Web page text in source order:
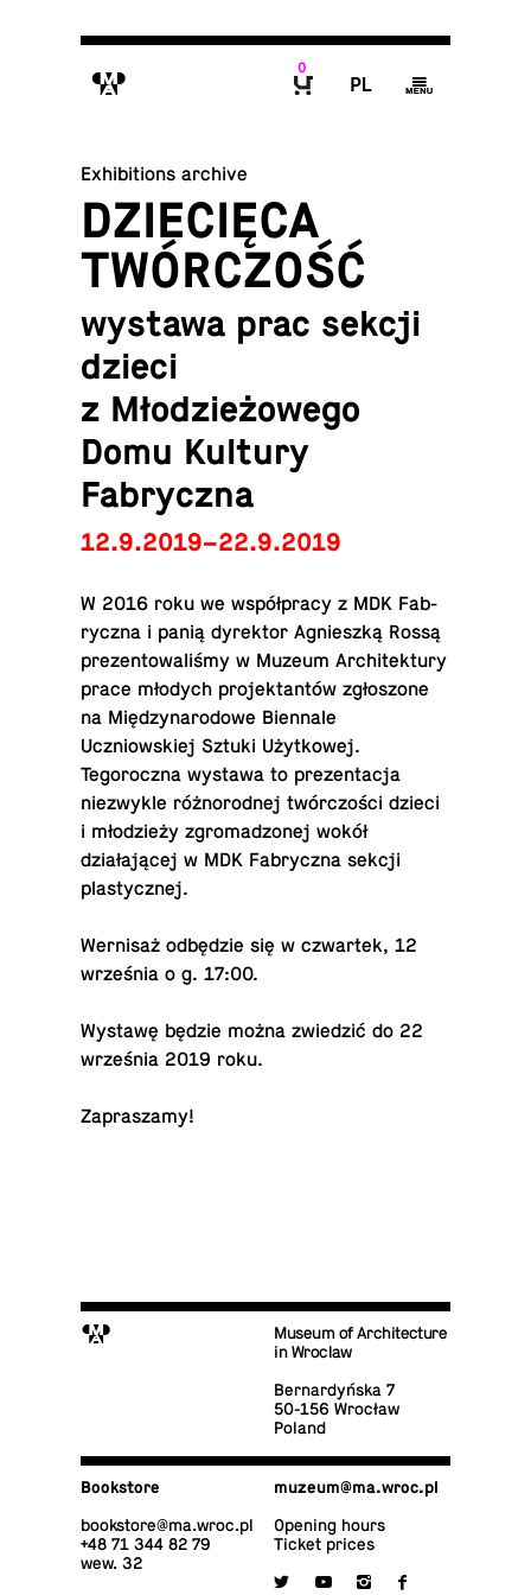
M
0
P g
Exhibitions archive
DZIECIĘCA
TWÓRCZOŚĆ
wystawa prac sekcji
dzieci
z Młodzieżowego
Domu Kultury
Fabryczna
12.9.2019–22.9.2019
W 2016 roku we współpracy z MDK Fab­
ryczna i panią dyrek­tor Ag­nieszką Rossą
prezen­towaliśmy w Muzeum Ar­chitek­tury
prace młodych pro­jek­tantów zgłoszone
na Między­nar­o­dowe Bi­en­nale
Uczniowskiej Sztuki Użytkowej.
Tegoroczna wystawa to prezen­tacja
niezwykle różnorod­nej twórczości dzieci
i młodzieży zgro­mad­zonej wokół
działającej w MDK Fab­ryczna sekcji
plastycznej.
Wernisaż odbędzie się w czwartek, 12
września o g. 17:00.
Wystawę będzie można zwiedzić do 22
września 2019 roku.
Za­praszamy!
M
Museum of Architecture
in Wroclaw
Bernardyńska 7
50-156 Wrocław
Poland
Book­store
book­store@​ma.​wroc.​pl
+48 71 344 82 79
wew. 32
muzeum@​ma.​wroc.​pl
Opening hours
Ticket prices
 y i f